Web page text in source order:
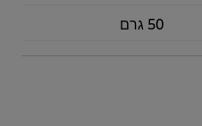
50 גרם